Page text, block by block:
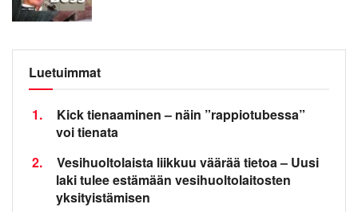
Luetuimmat
1.
Kick tienaaminen – näin ”rappiotubessa”
voi tienata
2.
Vesihuoltolaista liikkuu väärää tietoa – Uusi
laki tulee estämään vesihuoltolaitosten
yksityistämisen